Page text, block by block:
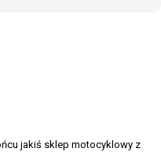
jakiś sklep motocyklowy z